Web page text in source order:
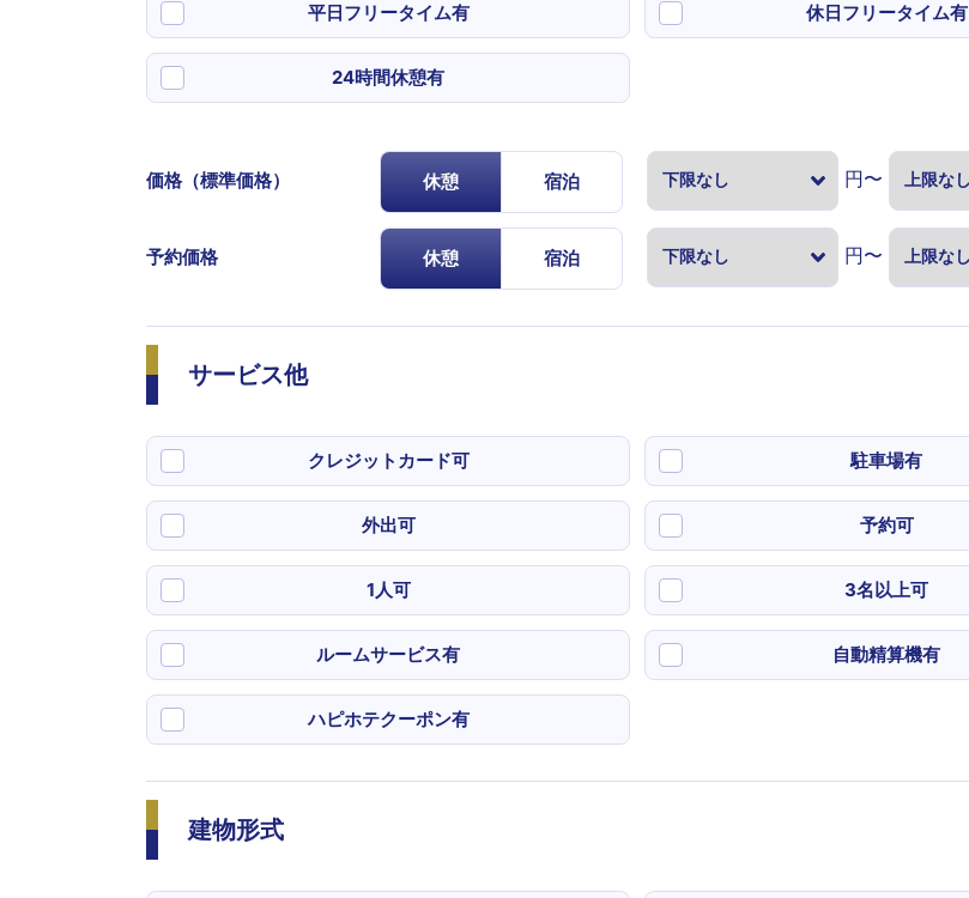
平日フリータイム有 休日フリータイム有
24時間休憩有
価格（標準価格） 休憩 宿泊 円〜
予約価格 休憩 宿泊 円〜
サービス他
クレジットカード可 駐車場有
外出可 予約可
1人可 3名以上可
ルームサービス有 自動精算機有
ハピホテクーポン有
建物形式